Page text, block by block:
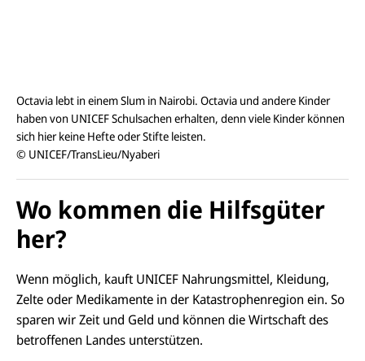
Octavia lebt in einem Slum in Nairobi. Octavia und andere Kinder
haben von UNICEF Schulsachen erhalten, denn viele Kinder können
sich hier keine Hefte oder Stifte leisten.
© UNICEF/TransLieu/Nyaberi
Wo kommen die Hilfsgüter
her?
Wenn möglich, kauft UNICEF Nahrungsmittel, Kleidung,
Zelte oder Medikamente in der Katastrophenregion ein. So
sparen wir Zeit und Geld und können die Wirtschaft des
betroffenen Landes unterstützen.